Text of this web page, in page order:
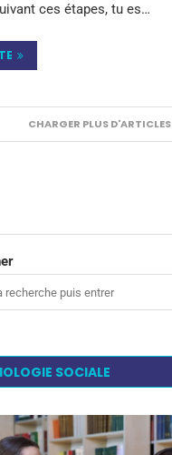
ces étapes, tu es…
CHARGER PLUS D'ARTICLES
SOCIALE